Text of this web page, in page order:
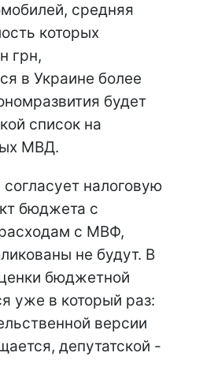
средняя
которых
грн,
в Украине более
будет
список на
МВД.
налоговую
бюджета с
с МВФ,
не будут. В
бюджетной
уже в который раз:
версии
депутатской -